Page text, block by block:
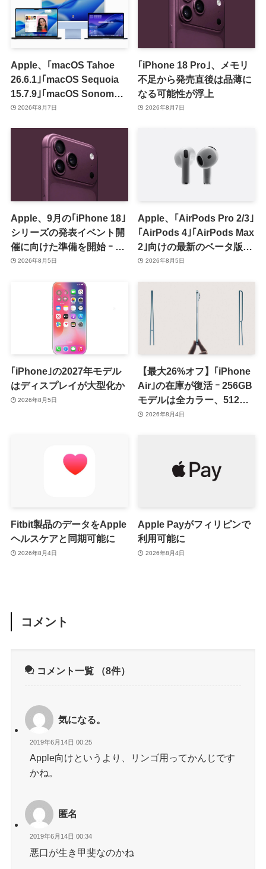
Apple、｢macOS Tahoe
26.6.1｣｢macOS Sequoia
15.7.9｣｢macOS Sonoma
14.8.9｣をリリース ｰ 画面共
2026年8月7日
｢iPhone 18 Pro｣、メモリ
不足から発売直後は品薄に
なる可能性が浮上
2026年8月7日
Apple、9月の｢iPhone 18｣
シリーズの発表イベント開
催に向けた準備を開始 ｰ 9
月8日か9月9日に開催見込
2026年8月5日
Apple、｢AirPods Pro 2/3｣
｢AirPods 4｣｢AirPods Max
2｣向けの最新のベータ版フ
ァームウェア｢9A5336b｣を
2026年8月5日
｢iPhone｣の2027年モデル
はディスプレイが大型化か
2026年8月5日
【最大26%オフ】｢iPhone
Air｣の在庫が復活 ｰ 256GB
モデルは全カラー、512GB
モデルはホワイト以外が在
2026年8月4日
Fitbit製品のデータをApple
ヘルスケアと同期可能に
2026年8月4日
Apple Payがフィリピンで
利用可能に
2026年8月4日
コメント
コメント一覧 （8件）
気になる。
2019年6月14日 00:25
Apple向けというより、リンゴ用ってかんじです
かね。
匿名
2019年6月14日 00:34
悪口が生き甲斐なのかね